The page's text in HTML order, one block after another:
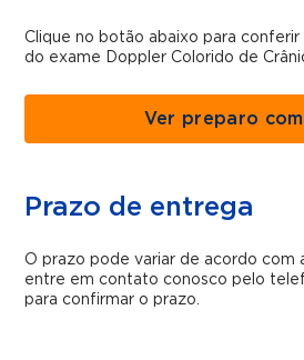
Clique no botão abaixo para
do exame Doppler Colorido de
Ver preparo
Prazo de entrega
O prazo pode variar de acordo com
entre em contato conosco pelo
para confirmar o prazo.